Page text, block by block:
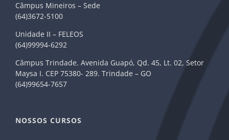
Câmpus Mineiros – Sede
(64)3672-5100
Unidade II – FELEOS
(64)99994-6292
Câmpus Trindade. Avenida Guapó, Qd. 45, Lt. 02, Setor
Maysa I. CEP 75380- 289. Trindade – GO
(64)99654-7657
NOSSOS CURSOS